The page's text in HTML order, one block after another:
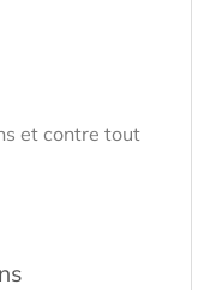
et contre tout